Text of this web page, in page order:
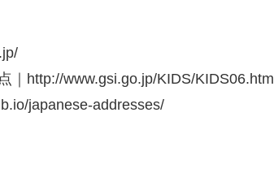
｜http://www.gsi.go.jp/KIDS/KIDS06.html
japanese-addresses/